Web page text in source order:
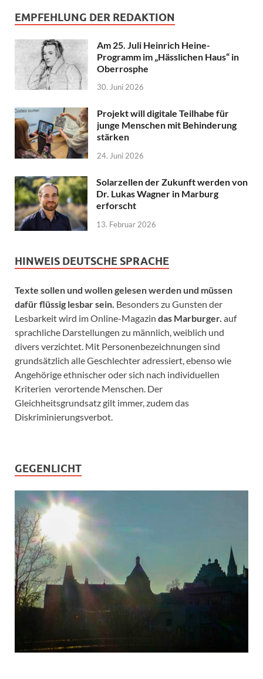
EMPFEHLUNG DER REDAKTION
Am 25. Juli Heinrich Heine-
Programm im „Hässlichen Haus“ in
Oberrosphe
30. Juni 2026
Projekt will digitale Teilhabe für
junge Menschen mit Behinderung
stärken
24. Juni 2026
Solarzellen der Zukunft werden von
Dr. Lukas Wagner in Marburg
erforscht
13. Februar 2026
HINWEIS DEUTSCHE SPRACHE
Texte sollen und wollen gelesen werden und müssen
dafür flüssig lesbar sein. Besonders zu Gunsten der
Lesbarkeit wird im Online-Magazin das Marburger. auf
sprachliche Darstellungen zu männlich, weiblich und
divers verzichtet. Mit Personenbezeichnungen sind
grundsätzlich alle Geschlechter adressiert, ebenso wie
Angehörige ethnischer oder sich nach individuellen
Kriterien verortende Menschen. Der
Gleichheitsgrundsatz gilt immer, zudem das
Diskriminierungsverbot.
GEGENLICHT